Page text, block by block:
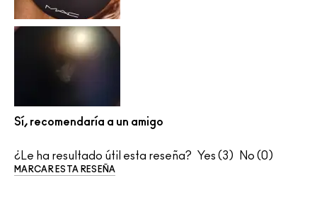
Sí, recomendaría a un amigo
¿Le ha resultado útil esta reseña? 3 0
MARCAR ESTA RESEÑA